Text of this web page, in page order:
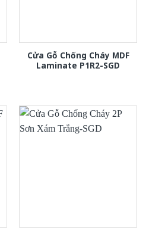
Cửa Gỗ Chống Cháy MDF
Laminate P1R2-SGD